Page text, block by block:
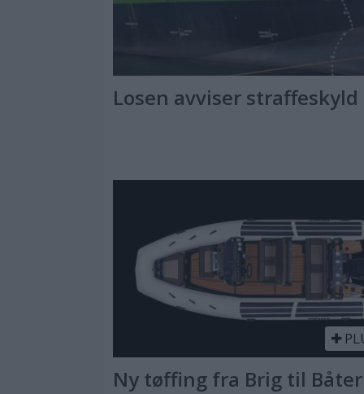
Losen avviser straffeskyld
Ny tøffing fra Brig til